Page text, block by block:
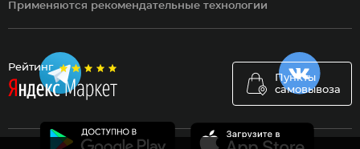
Рейтинг
Пункты
самовывоза
Применяются рекомендательные технологии